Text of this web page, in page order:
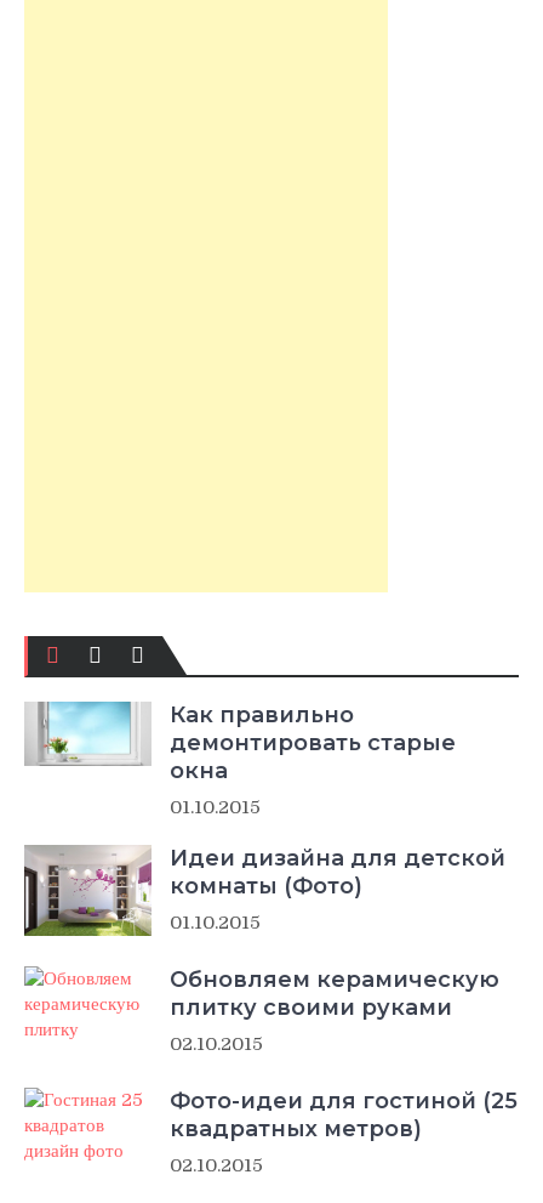
Как правильно
демонтировать старые
окна
01.10.2015
Идеи дизайна для детской
комнаты (Фото)
01.10.2015
Обновляем керамическую
плитку своими руками
02.10.2015
Фото-идеи для гостиной (25
квадратных метров)
02.10.2015